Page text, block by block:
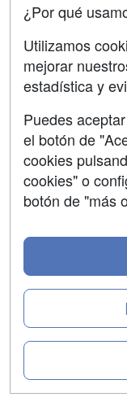
Contactar
Copyleft
¿Por qué
Utilizamos
mejorar
estadística y
Puedes
el botón de
cookies
cookies" o
botón de "más